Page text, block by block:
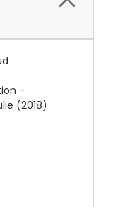
-
(2018)